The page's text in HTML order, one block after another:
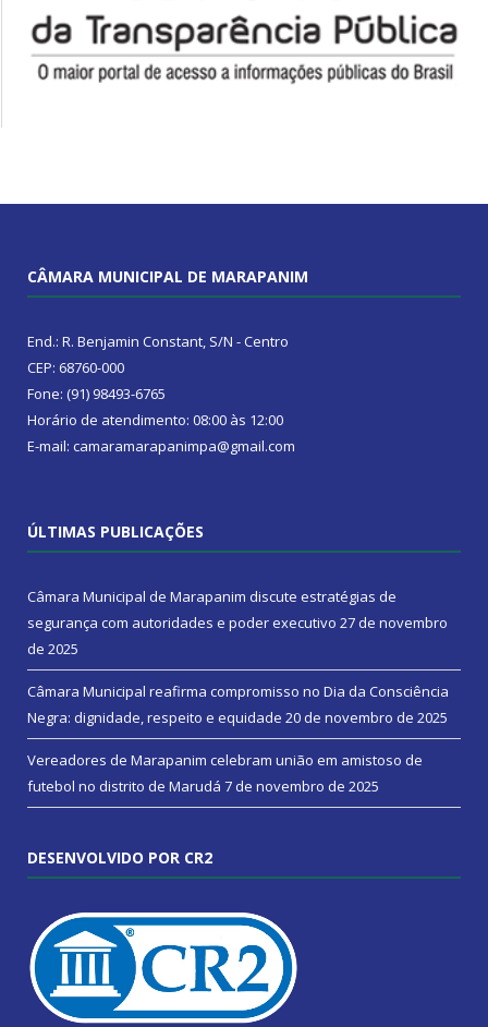
CÂMARA MUNICIPAL DE MARAPANIM
End.: R. Benjamin Constant, S/N - Centro
CEP: 68760-000
Fone: (91) 98493-6765
Horário de atendimento: 08:00 às 12:00
E-mail: camaramarapanimpa@gmail.com
ÚLTIMAS PUBLICAÇÕES
Câmara Municipal de Marapanim discute estratégias de
segurança com autoridades e poder executivo 27 de novembro
de 2025
Câmara Municipal reafirma compromisso no Dia da Consciência
Negra: dignidade, respeito e equidade 20 de novembro de 2025
Vereadores de Marapanim celebram união em amistoso de
futebol no distrito de Marudá 7 de novembro de 2025
DESENVOLVIDO POR CR2